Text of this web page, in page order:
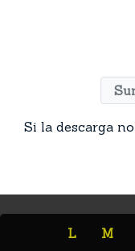
Si la descarga
L M